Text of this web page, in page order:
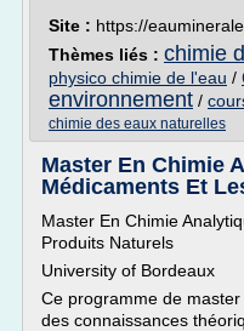
Site : https://
Thèmes liés : chimie
physico chimie de l'eau /
environnement /
chimie des eaux naturelles
Master En Chimie
Médicaments Et
Master En Chimie
Produits Naturels
University of Bordeaux
Ce programme de
des connaissances